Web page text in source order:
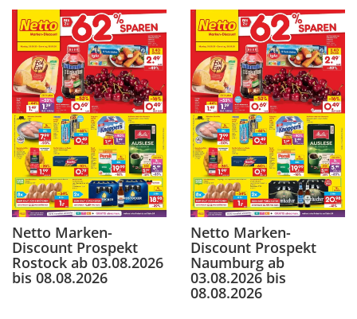
Netto Marken-
Discount Prospekt
Rostock ab 03.08.2026
bis 08.08.2026
Netto Marken-
Discount Prospekt
Naumburg ab
03.08.2026 bis
08.08.2026